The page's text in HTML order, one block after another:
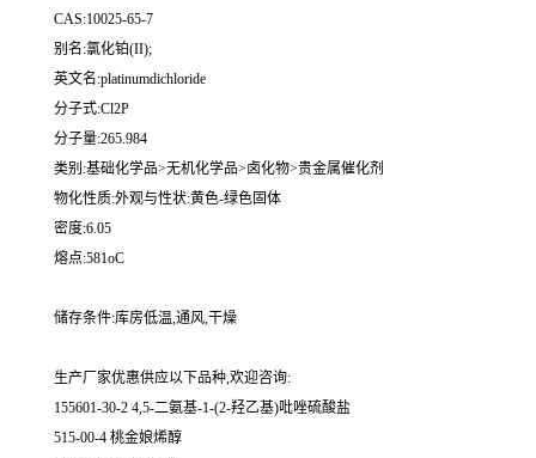
CAS:10025-65-7
别名:氯化铂(II);
英文名:platinumdichloride
分子式:Cl2P
分子量:265.984
类别:基础化学品>无机化学品>卤化物>贵金属催化剂
物化性质:外观与性状:黄色-绿色固体
密度:6.05
熔点:581oC
储存条件:库房低温,通风,干燥
生产厂家优惠供应以下品种,欢迎咨询:
155601-30-2 4,5-二氨基-1-(2-羟乙基)吡唑硫酸盐
515-00-4 桃金娘烯醇